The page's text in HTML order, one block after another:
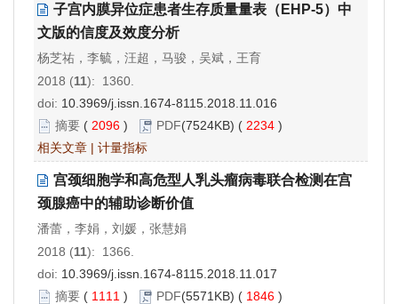
子宫内膜异位症患者生存质量量表（EHP-5）中
文版的信度及效度分析
杨芝祐，李毓，汪超，马骏，吴斌，王育
2018 (11): 1360.
doi: 10.3969/j.issn.1674-8115.2018.11.016
摘要 ( 2096 ) PDF(7524KB) ( 2234 )
相关文章 | 计量指标
宫颈细胞学和高危型人乳头瘤病毒联合检测在宫
颈腺癌中的辅助诊断价值
潘蕾，李娟，刘媛，张慧娟
2018 (11): 1366.
doi: 10.3969/j.issn.1674-8115.2018.11.017
摘要 ( 1111 ) PDF(5571KB) ( 1846 )